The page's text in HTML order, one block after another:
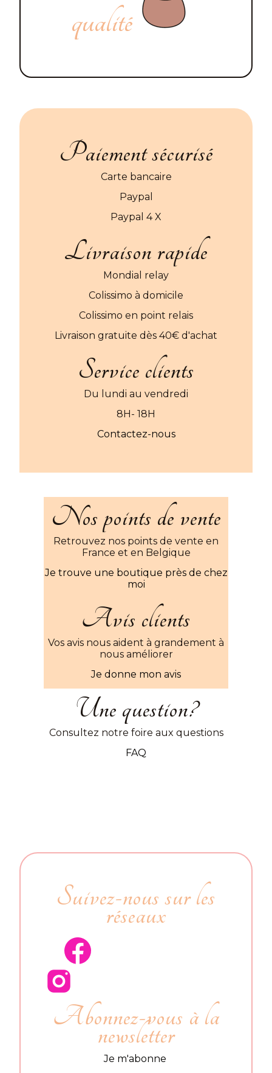
qualité
Paiement sécurisé
Carte bancaire
Paypal
Paypal 4 X
Livraison rapide
Mondial relay
Colissimo à domicile
Colissimo en point relais
Livraison gratuite dès 40€ d'achat
Service clients
Du lundi au vendredi
8H- 18H
Contactez-nous
Nos points de vente
Retrouvez nos points de vente en
France et en Belgique
Je trouve une boutique près de chez
moi
Avis clients
Vos avis nous aident à grandement à
nous améliorer
Je donne mon avis
Une question?
Consultez notre foire aux questions
FAQ
Suivez-nous sur les
réseaux
Abonnez-vous à la
newsletter
Je m'abonne